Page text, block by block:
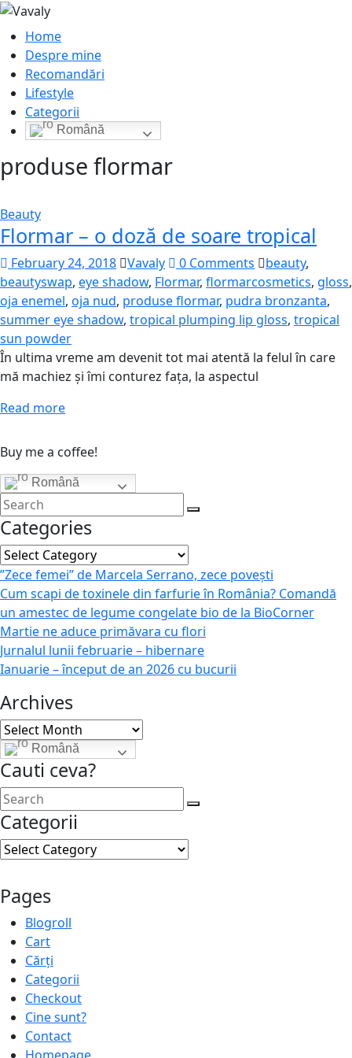
Home
Despre mine
Recomandări
Lifestyle
Categorii
Română
produse flormar
Beauty
Flormar – o doză de soare tropical
February 24, 2018 Vavaly 0 Comments beauty,
beautyswap, eye shadow, Flormar, flormarcosmetics, gloss,
oja enemel, oja nud, produse flormar, pudra bronzanta,
summer eye shadow, tropical plumping lip gloss, tropical
sun powder
În ultima vreme am devenit tot mai atentă la felul în care
mă machiez și îmi conturez fața, la aspectul
Read more
Buy me a coffee!
Română
Categories
Categories
”Zece femei” de Marcela Serrano, zece povești
Cum scapi de toxinele din farfurie în România? Comandă
un amestec de legume congelate bio de la BioCorner
Martie ne aduce primăvara cu flori
Jurnalul lunii februarie – hibernare
Ianuarie – început de an 2026 cu bucurii
Archives
Archives
Română
Cauti ceva?
Categorii
Categorii
Pages
Blogroll
Cart
Cărți
Categorii
Checkout
Cine sunt?
Contact